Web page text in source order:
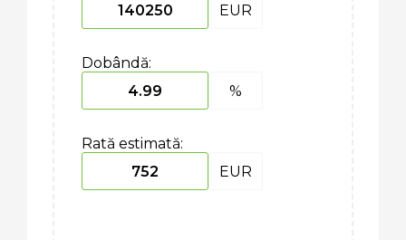
EUR
Dobândă:
%
Rată estimată:
EUR